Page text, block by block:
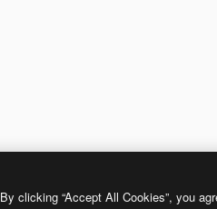
By clicking “Accept All Cookies”, you